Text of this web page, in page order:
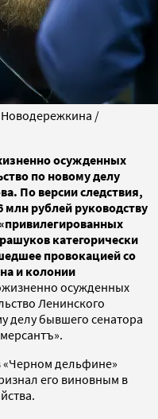
/
осужденных
по новому делу
По версии следствия,
млн рублей руководству
категорически
провокацией со
и колонии
осужденных
Ленинского
делу бывшего сенатора
«Черном дельфине»
его виновным в